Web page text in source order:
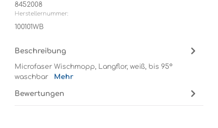
8452008
Herstellernummer:
100101WB
Beschreibung
Microfaser Wischmopp, Langflor, weiß, bis 95°
waschbar Mehr
Bewertungen